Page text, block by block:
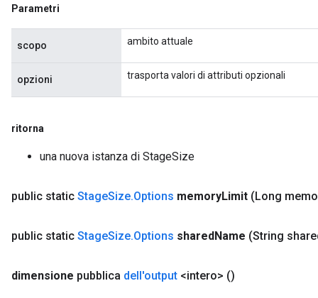
Parametri
scopo ambito attuale
opzioni trasporta valori di attributi opzionali
ritorna
una nuova istanza di StageSize
public static StageSize.Options memoryLimit (Long
public static StageSize.Options sharedName (String
dimensione pubblica dell'output <intero> ()